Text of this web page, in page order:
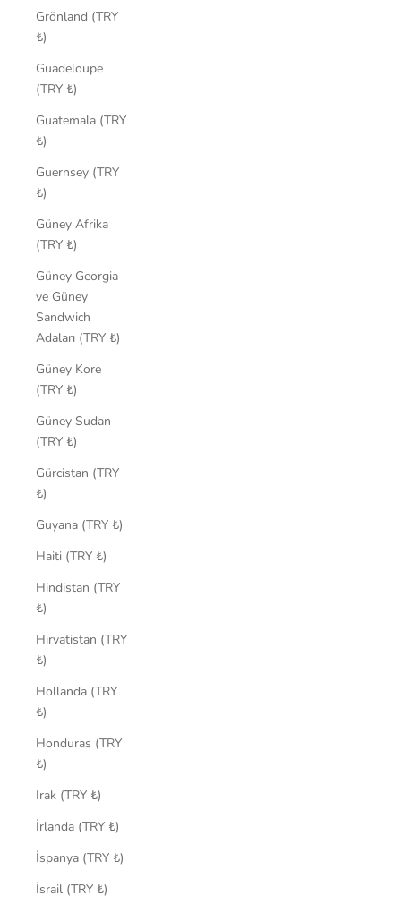
Grönland (TRY
₺)
Guadeloupe
(TRY ₺)
Guatemala (TRY
₺)
Guernsey (TRY
₺)
Güney Afrika
(TRY ₺)
Güney Georgia
ve Güney
Sandwich
Adaları (TRY ₺)
Güney Kore
(TRY ₺)
Güney Sudan
(TRY ₺)
Gürcistan (TRY
₺)
Guyana (TRY ₺)
Haiti (TRY ₺)
Hindistan (TRY
₺)
Hırvatistan (TRY
₺)
Hollanda (TRY
₺)
Honduras (TRY
₺)
Irak (TRY ₺)
İrlanda (TRY ₺)
İspanya (TRY ₺)
İsrail (TRY ₺)